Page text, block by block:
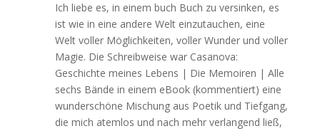
Ich liebe es, in einem buch Buch zu versinken, es
ist wie in eine andere Welt einzutauchen, eine
Welt voller Möglichkeiten, voller Wunder und voller
Magie. Die Schreibweise war Casanova:
Geschichte meines Lebens | Die Memoiren | Alle
sechs Bände in einem eBook (kommentiert) eine
wunderschöne Mischung aus Poetik und Tiefgang,
die mich atemlos und nach mehr verlangend ließ,